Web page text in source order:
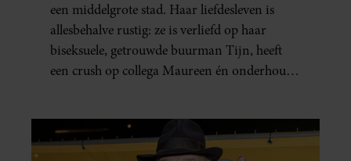
een middelgrote stad. Haar liefdesleven is
allesbehalve rustig: ze is verliefd op haar
biseksuele, getrouwde buurman Tijn, heeft
een crush op collega Maureen én onderhoudt